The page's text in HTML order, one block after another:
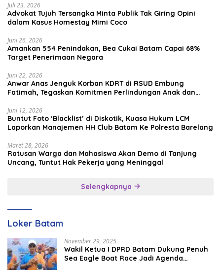
Juli 23, 2026
Advokat Tujuh Tersangka Minta Publik Tak Giring Opini
dalam Kasus Homestay Mimi Coco
Juni 26, 2026
Amankan 554 Penindakan, Bea Cukai Batam Capai 68%
Target Penerimaan Negara
Juni 22, 2026
Anwar Anas Jenguk Korban KDRT di RSUD Embung
Fatimah, Tegaskan Komitmen Perlindungan Anak dan
Juni 12, 2026
Buntut Foto ‘Blacklist’ di Diskotik, Kuasa Hukum LCM
Laporkan Manajemen HH Club Batam Ke Polresta Barelang
Maret 28, 2026
Ratusan Warga dan Mahasiswa Akan Demo di Tanjung
Uncang, Tuntut Hak Pekerja yang Meninggal
Selengkapnya
Loker Batam
November 29, 2025
Wakil Ketua I DPRD Batam Dukung Penuh
Sea Eagle Boat Race Jadi Agenda